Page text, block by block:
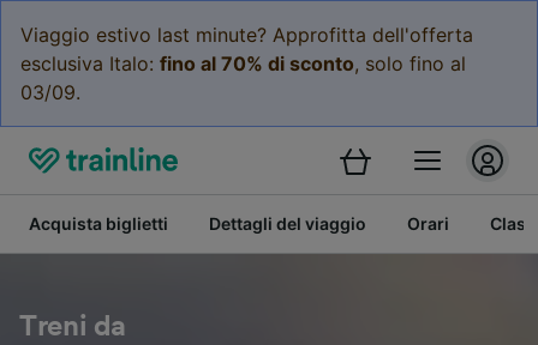
Viaggio estivo last minute? Approfitta dell'offerta
esclusiva Italo: fino al 70% di sconto, solo fino al
03/09.
Acquista biglietti Dettagli del viaggio Orari
Treni da